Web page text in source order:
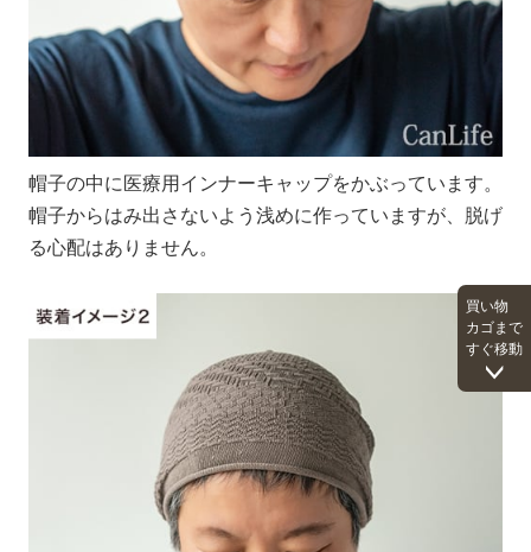
帽子の中に医療用インナーキャップをかぶっています。
帽子からはみ出さないよう浅めに作っていますが、脱げ
る心配はありません。
買い物
カゴまで
すぐ移動